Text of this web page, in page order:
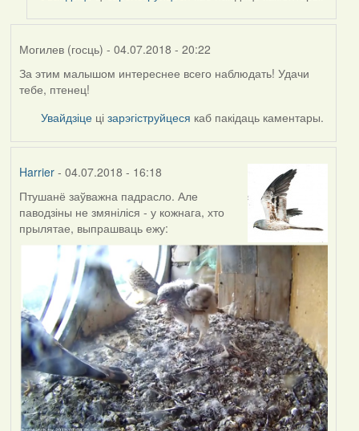
Harrier
Могилев (госць) - 04.07.2018 - 20:22
За этим малышом интереснее всего наблюдать! Удачи
тебе, птенец!
Увайдзіце цізарэгіструйцеся каб пакідаць каментары.
Harrier- 04.07.2018 - 16:18
Птушанё заўважна падрасло. Але
паводзіны не змяніліся - у кожнага, хто
прылятае, выпрашваць ежу: